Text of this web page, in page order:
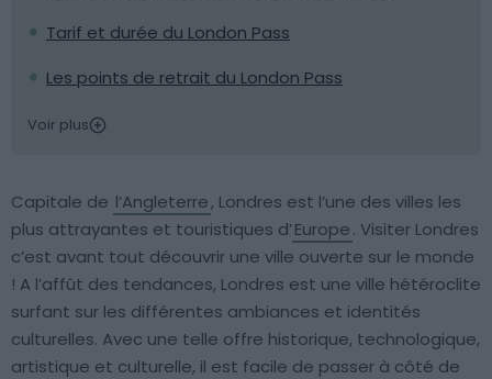
Tarif et durée du London Pass
Les points de retrait du London Pass
Voir plus
Capitale de l’Angleterre, Londres est l’une des villes les
plus attrayantes et touristiques d’Europe. Visiter Londres
c’est avant tout découvrir une ville ouverte sur le monde
! A l’affût des tendances, Londres est une ville hétéroclite
surfant sur les différentes ambiances et identités
culturelles. Avec une telle offre historique, technologique,
artistique et culturelle, il est facile de passer à côté de